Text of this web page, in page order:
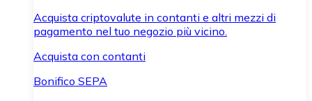
Acquista criptovalute in contanti e altri mezzi di
pagamento nel tuo negozio più vicino.
Acquista con contanti
Bonifico SEPA